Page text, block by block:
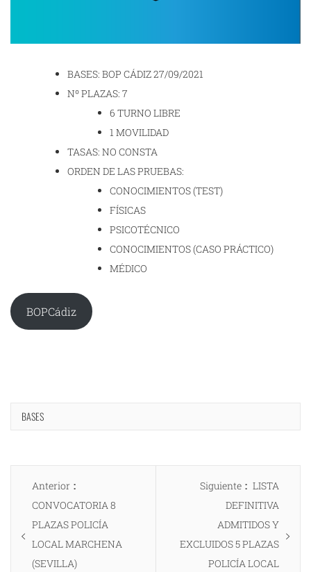
BASES: BOP CÁDIZ 27/09/2021
Nº PLAZAS: 7
6 TURNO LIBRE
1 MOVILIDAD
TASAS: NO CONSTA
ORDEN DE LAS PRUEBAS:
CONOCIMIENTOS (TEST)
FÍSICAS
PSICOTÉCNICO
CONOCIMIENTOS (CASO PRÁCTICO)
MÉDICO
BOPCádiz
BASES
Navegación
entradas
Anterior
anterior:
CONVOCATORIA 8
PLAZAS POLICÍA
LOCAL MARCHENA
(SEVILLA)
Siguiente
Entrada
siguiente:
LISTA
DEFINITIVA
ADMITIDOS Y
EXCLUIDOS 5 PLAZAS
POLICÍA LOCAL